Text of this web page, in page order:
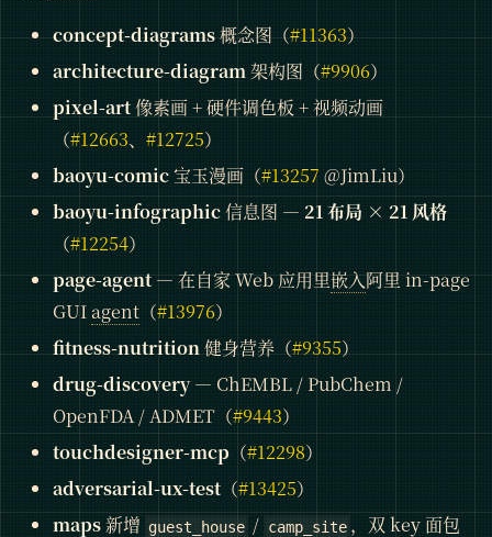
concept-diagrams概念图（#11363）
architecture-diagram架构图（#9906）
pixel-art像素画 + 硬件调色板 + 视频动画
（#12663、 #12725）
baoyu-comic宝玉漫画（#13257 @JimLiu）
baoyu-infographic信息图 — 21 布局 × 21 风格
（#12254）
page-agent— 在自家 Web 应用里嵌入阿里 in-page
GUI agent （#13976）
fitness-nutrition健身营养（#9355）
drug-discovery— ChEMBL / PubChem /
OpenFDA / ADMET（#9443）
touchdesigner-mcp （#12298）
adversarial-ux-test （#13425）
maps新增 guest_house / camp_site ，双 key 面包